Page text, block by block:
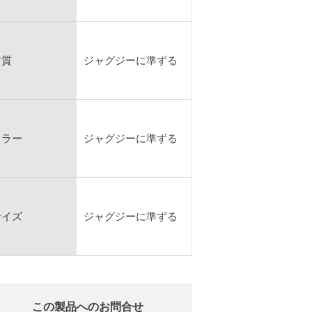
ジャグジーに準ずる
ー ジャグジーに準ずる
ズ ジャグジーに準ずる
この製品へのお問合せ